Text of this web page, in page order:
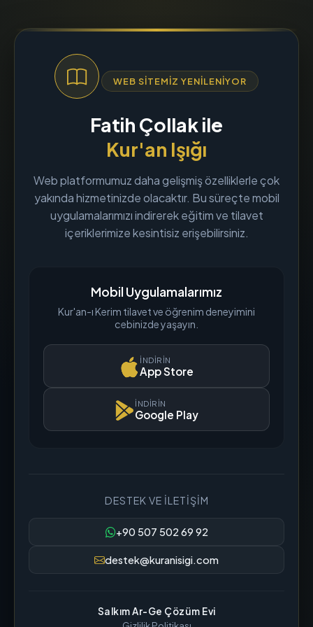
WEB SITEMIZ YENILENIYOR
Fatih Çollak ile
Kur'an Işığı
Web platformumuz daha gelişmiş özelliklerle çok
yakında hizmetinizde olacaktır. Bu süreçte mobil
uygulamalarımızı indirerek eğitim ve tilavet
içeriklerimize kesintisiz erişebilirsiniz.
Mobil Uygulamalarımız
Kur'an-ı Kerim tilavet ve öğrenim deneyimini
cebinizde yaşayın.
İNDIRIN
App Store
İNDIRIN
Google Play
DESTEK VE İLETIŞIM
+90 507 502 69 92
destek@kuranisigi.com
Salkım Ar-Ge Çözüm Evi